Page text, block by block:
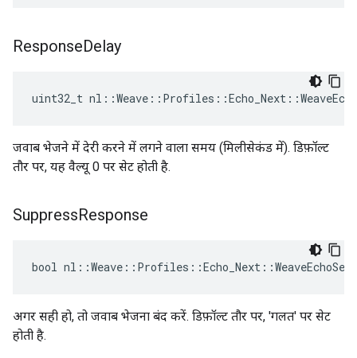
ResponseDelay
uint32_t
जवाब भेजने में देरी करने में लगने वाला समय (मिलीसेकंड में). डिफ़ॉल्ट
तौर पर, यह वैल्यू 0 पर सेट होती है.
SuppressResponse
bool
अगर सही हो, तो जवाब भेजना बंद करें. डिफ़ॉल्ट तौर पर, 'गलत' पर सेट
होती है.